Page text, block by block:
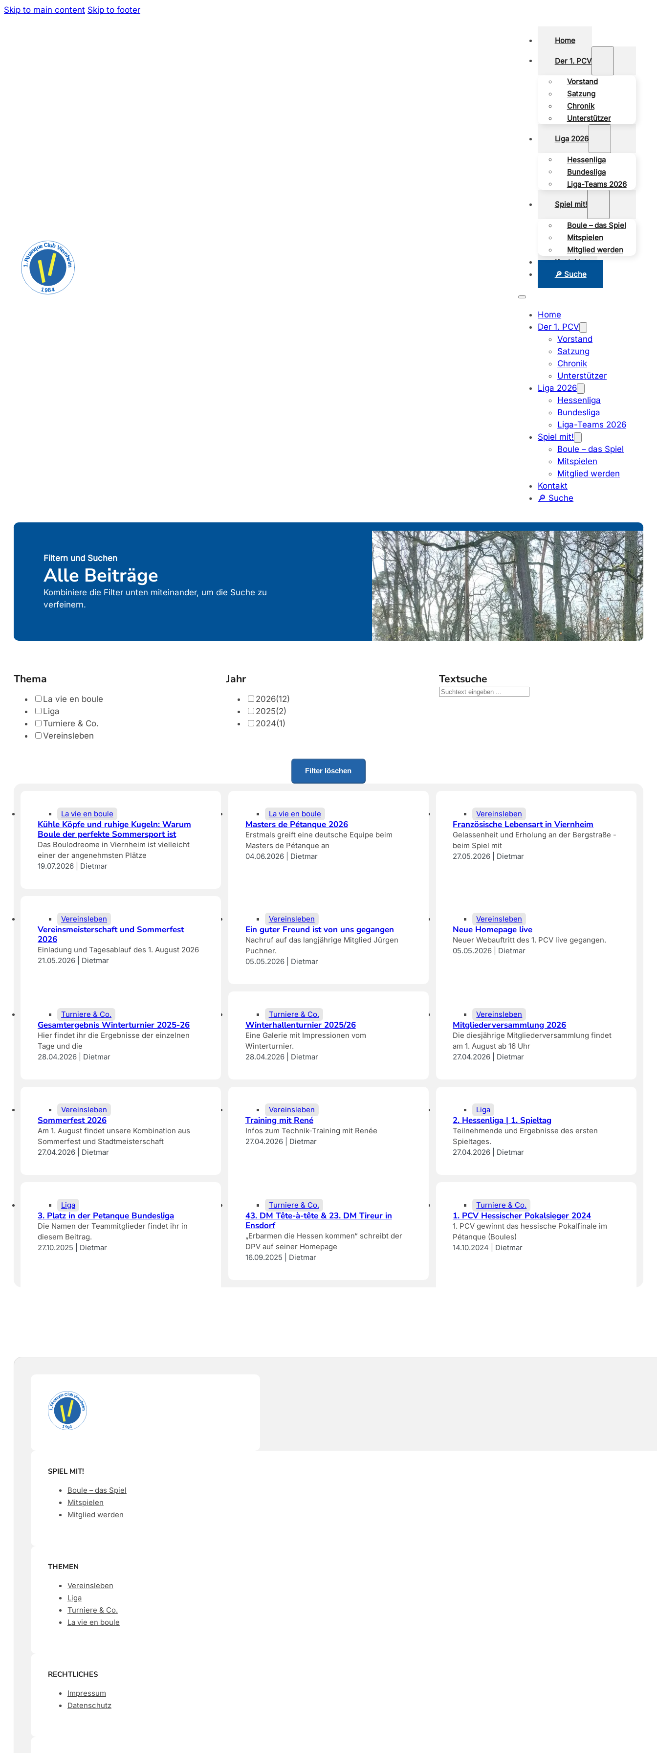
Skip to main content Skip to footer
Home
Der 1. PCV
Vorstand
Satzung
Chronik
Unterstützer
Liga 2026
Hessenliga
Bundesliga
Liga-Teams 2026
Spiel mit!
Boule – das Spiel
Mitspielen
Mitglied werden
Kontakt
🔎 Suche
Home
Der 1. PCV
Vorstand
Satzung
Chronik
Unterstützer
Liga 2026
Hessenliga
Bundesliga
Liga-Teams 2026
Spiel mit!
Boule – das Spiel
Mitspielen
Mitglied werden
Kontakt
🔎 Suche
Filtern und Suchen
Alle Beiträge
Kombiniere die Filter unten miteinander, um die Suche zu
verfeinern.
Thema
La vie en boule
Liga
Turniere & Co.
Vereinsleben
Jahr
2026(12)
2025(2)
2024(1)
Textsuche
Filter löschen
La vie en boule
Kühle Köpfe und ruhige Kugeln: Warum
Boule der perfekte Sommersport ist
Das Boulodreome in Viernheim ist vielleicht
einer der angenehmsten Plätze
19.07.2026 | Dietmar
La vie en boule
Masters de Pétanque 2026
Erstmals greift eine deutsche Equipe beim
Masters de Pétanque an
04.06.2026 | Dietmar
Vereinsleben
Französische Lebensart in Viernheim
Gelassenheit und Erholung an der Bergstraße -
beim Spiel mit
27.05.2026 | Dietmar
Vereinsleben
Vereinsmeisterschaft und Sommerfest
2026
Einladung und Tagesablauf des 1. August 2026
21.05.2026 | Dietmar
Vereinsleben
Ein guter Freund ist von uns gegangen
Nachruf auf das langjährige Mitglied Jürgen
Puchner.
05.05.2026 | Dietmar
Vereinsleben
Neue Homepage live
Neuer Webauftritt des 1. PCV live gegangen.
05.05.2026 | Dietmar
Turniere & Co.
Gesamtergebnis Winterturnier 2025-26
Hier findet ihr die Ergebnisse der einzelnen
Tage und die
28.04.2026 | Dietmar
Turniere & Co.
Winterhallenturnier 2025/26
Eine Galerie mit Impressionen vom
Winterturnier.
28.04.2026 | Dietmar
Vereinsleben
Mitgliederversammlung 2026
Die diesjährige Mitgliederversammlung findet
am 1. August ab 16 Uhr
27.04.2026 | Dietmar
Vereinsleben
Sommerfest 2026
Am 1. August findet unsere Kombination aus
Sommerfest und Stadtmeisterschaft
27.04.2026 | Dietmar
Vereinsleben
Training mit René
Infos zum Technik-Training mit Renée
27.04.2026 | Dietmar
Liga
2. Hessenliga | 1. Spieltag
Teilnehmende und Ergebnisse des ersten
Spieltages.
27.04.2026 | Dietmar
Liga
3. Platz in der Petanque Bundesliga
Die Namen der Teammitglieder findet ihr in
diesem Beitrag.
27.10.2025 | Dietmar
Turniere & Co.
43. DM Tête-à-tête & 23. DM Tireur in
Ensdorf
„Erbarmen die Hessen kommen“ schreibt der
DPV auf seiner Homepage
16.09.2025 | Dietmar
Turniere & Co.
1. PCV Hessischer Pokalsieger 2024
1. PCV gewinnt das hessische Pokalfinale im
Pétanque (Boules)
14.10.2024 | Dietmar
SPIEL MIT!
Boule – das Spiel
Mitspielen
Mitglied werden
THEMEN
Vereinsleben
Liga
Turniere & Co.
La vie en boule
RECHTLICHES
Impressum
Datenschutz